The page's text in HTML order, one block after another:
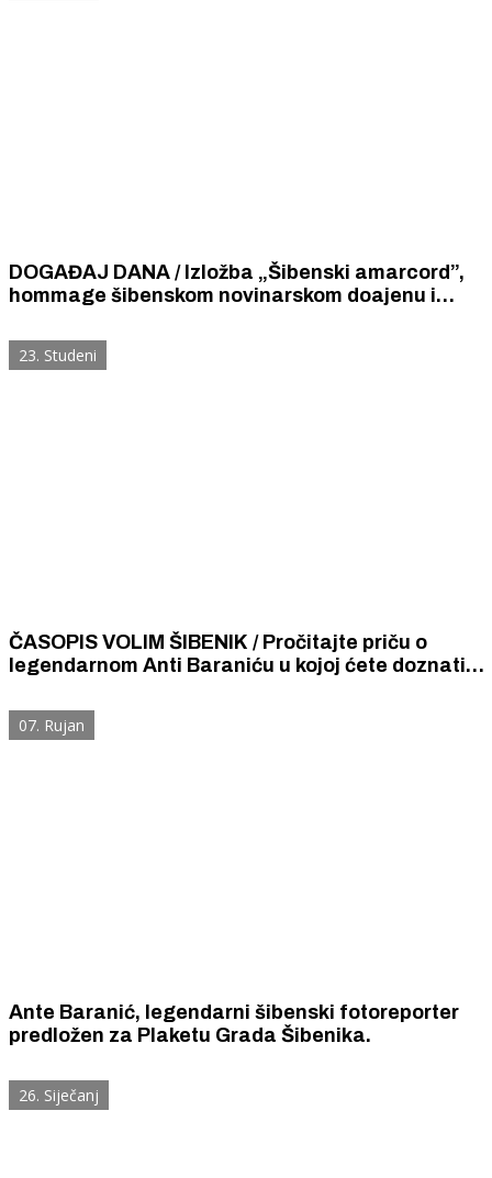
DOGAĐAJ DANA / Izložba „Šibenski amarcord”,
hommage šibenskom novinarskom doajenu i
23. Studeni
ČASOPIS VOLIM ŠIBENIK / Pročitajte priču o
legendarnom Anti Baraniću u kojoj ćete doznati
i rodbini, ali i puno toga o Šibeniku
07. Rujan
Ante Baranić, legendarni šibenski fotoreporter
predložen za Plaketu Grada Šibenika.
26. Siječanj